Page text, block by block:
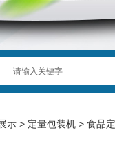
示 > 定量包装机 > 食品